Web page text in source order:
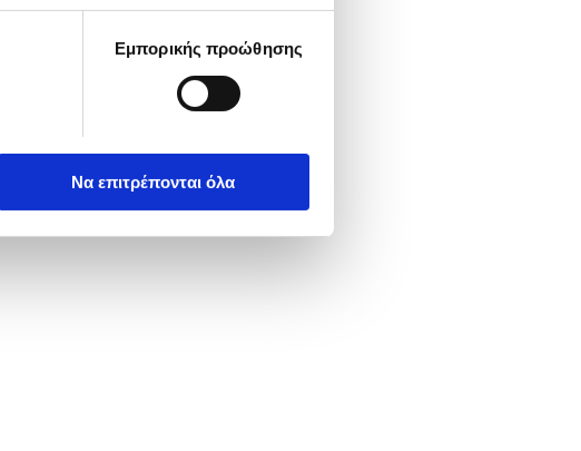
Εμπορικής προώθησης
Να επιτρέπονται όλα